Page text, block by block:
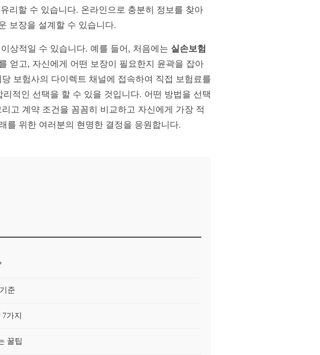
리할 수 있습니다. 온라인으로 충분히 정보를 찾아
보장을 설계할 수 있습니다.
상적일 수 있습니다. 예를 들어, 처음에는 실손보험
얻고, 자신에게 어떤 보장이 필요한지 윤곽을 잡아
보험사의 다이렉트 채널에 접속하여 직접 보험료를
적인 선택을 할 수 있을 것입니다. 어떤 방법을 선택
고 계약 조건을 꼼꼼히 비교하고 자신에게 가장 적
를 위한 여러분의 현명한 결정을 응원합니다.
준
가지
꿀팁